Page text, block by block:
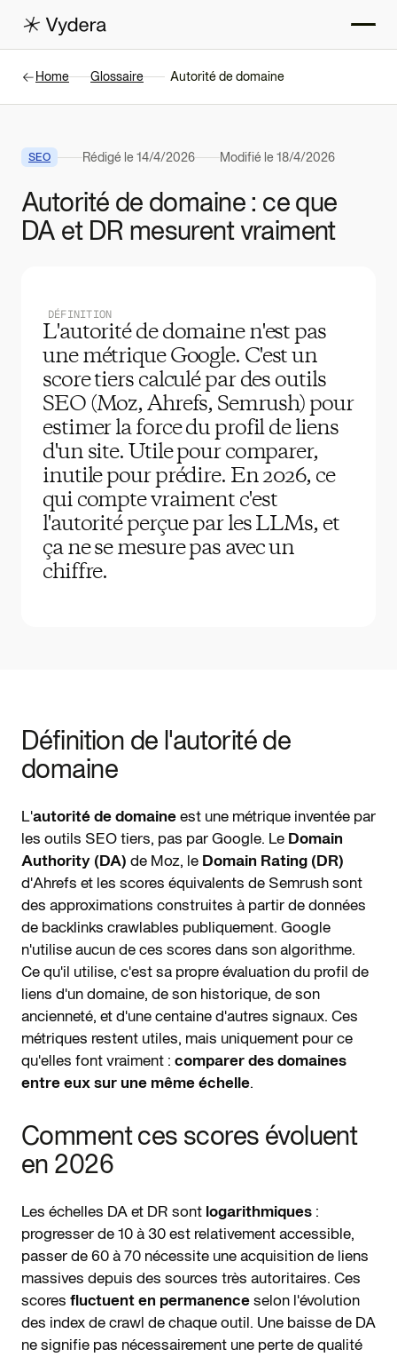
Home Glossaire Autorité de domaine
SEO Rédigé le14/4/2026 Modifié le18/4/2026
Autorité de domaine : ce que
DA et DR mesurent vraiment
DÉFINITION
L'autorité de domaine n'est pas
une métrique Google. C'est un
score tiers calculé par des outils
SEO (Moz, Ahrefs, Semrush) pour
estimer la force du profil de liens
d'un site. Utile pour comparer,
inutile pour prédire. En 2026, ce
qui compte vraiment c'est
l'autorité perçue par les LLMs, et
ça ne se mesure pas avec un
chiffre.
Définition de l'autorité de
domaine
L'autorité de domaine est une métrique inventée par
les outils SEO tiers, pas par Google. Le Domain
Authority (DA) de Moz, le Domain Rating (DR)
d'Ahrefs et les scores équivalents de Semrush sont
des approximations construites à partir de données
de backlinks crawlables publiquement. Google
n'utilise aucun de ces scores dans son algorithme.
Ce qu'il utilise, c'est sa propre évaluation du profil de
liens d'un domaine, de son historique, de son
ancienneté, et d'une centaine d'autres signaux. Ces
métriques restent utiles, mais uniquement pour ce
qu'elles font vraiment : comparer des domaines
entre eux sur une même échelle.
Comment ces scores évoluent
en 2026
Les échelles DA et DR sont logarithmiques :
progresser de 10 à 30 est relativement accessible,
passer de 60 à 70 nécessite une acquisition de liens
massives depuis des sources très autoritaires. Ces
scores fluctuent en permanence selon l'évolution
des index de crawl de chaque outil. Une baisse de DA
ne signifie pas nécessairement une perte de qualité